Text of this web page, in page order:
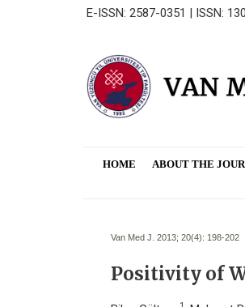
E-ISSN: 2587-0351 | ISSN:
HOME ABOUT THE
Van Med J. 2013; 20(4): 198-202
Positivity of